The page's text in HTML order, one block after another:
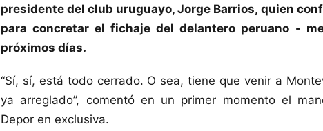
presidente del club uruguayo, Jorge Barrios, quien
para concretar el fichaje del delantero peruano -
próximos días.
“Sí, sí, está todo cerrado. O sea, tiene que venir a
ya arreglado”, comentó en un primer momento el
Depor en exclusiva.